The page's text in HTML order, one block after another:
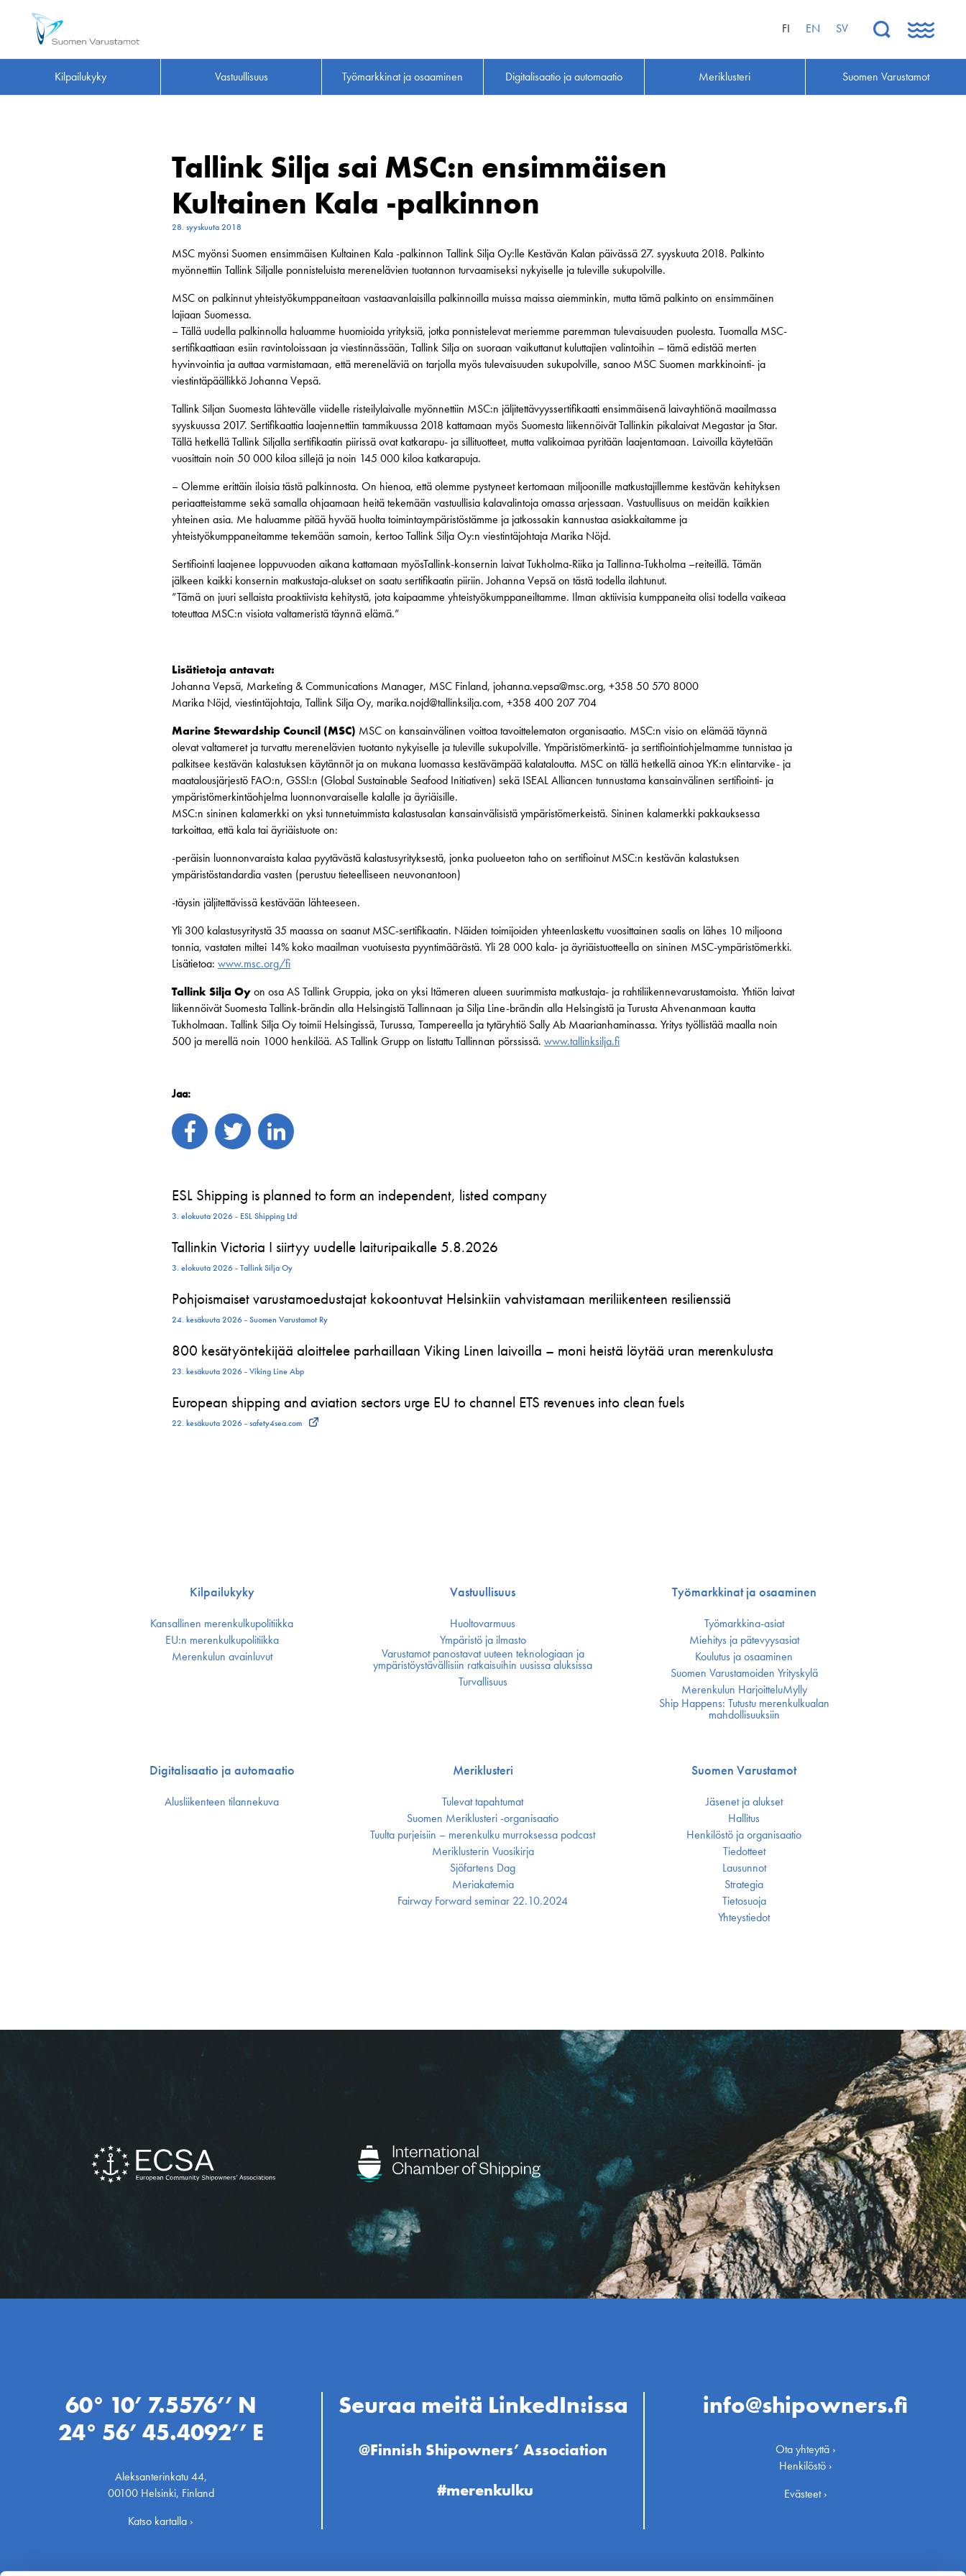
FI EN SV
Kilpailukyky Vastuullisuus Työmarkkinat ja osaaminen Digitalisaatio ja automaatio Meriklusteri Suomen Varustamot
Tallink Silja sai MSC:n ensimmäisen
Kultainen Kala -palkinnon
28. syyskuuta 2018
MSC myönsi Suomen ensimmäisen Kultainen Kala -palkinnon Tallink Silja Oy:lle Kestävän Kalan päivässä 27. syyskuuta 2018. Palkinto
myönnettiin Tallink Siljalle ponnisteluista merenelävien tuotannon turvaamiseksi nykyiselle ja tuleville sukupolville.
MSC on palkinnut yhteistyökumppaneitaan vastaavanlaisilla palkinnoilla muissa maissa aiemminkin, mutta tämä palkinto on ensimmäinen
lajiaan Suomessa.
– Tällä uudella palkinnolla haluamme huomioida yrityksiä, jotka ponnistelevat meriemme paremman tulevaisuuden puolesta. Tuomalla MSC-
sertifikaattiaan esiin ravintoloissaan ja viestinnässään, Tallink Silja on suoraan vaikuttanut kuluttajien valintoihin – tämä edistää merten
hyvinvointia ja auttaa varmistamaan, että mereneläviä on tarjolla myös tulevaisuuden sukupolville, sanoo MSC Suomen markkinointi- ja
viestintäpäällikkö Johanna Vepsä.
Tallink Siljan Suomesta lähtevälle viidelle risteilylaivalle myönnettiin MSC:n jäljitettävyyssertifikaatti ensimmäisenä laivayhtiönä maailmassa
syyskuussa 2017. Sertifikaattia laajennettiin tammikuussa 2018 kattamaan myös Suomesta liikennöivät Tallinkin pikalaivat Megastar ja Star.
Tällä hetkellä Tallink Siljalla sertifikaatin piirissä ovat katkarapu- ja sillituotteet, mutta valikoimaa pyritään laajentamaan. Laivoilla käytetään
vuosittain noin 50 000 kiloa sillejä ja noin 145 000 kiloa katkarapuja.
– Olemme erittäin iloisia tästä palkinnosta. On hienoa, että olemme pystyneet kertomaan miljoonille matkustajillemme kestävän kehityksen
periaatteistamme sekä samalla ohjaamaan heitä tekemään vastuullisia kalavalintoja omassa arjessaan. Vastuullisuus on meidän kaikkien
yhteinen asia. Me haluamme pitää hyvää huolta toimintaympäristöstämme ja jatkossakin kannustaa asiakkaitamme ja
yhteistyökumppaneitamme tekemään samoin, kertoo Tallink Silja Oy:n viestintäjohtaja Marika Nöjd.
Sertifiointi laajenee loppuvuoden aikana kattamaan myösTallink-konsernin laivat Tukholma-Riika ja Tallinna-Tukholma –reiteillä. Tämän
jälkeen kaikki konsernin matkustaja-alukset on saatu sertifikaatin piiriin. Johanna Vepsä on tästä todella ilahtunut.
”Tämä on juuri sellaista proaktiivista kehitystä, jota kaipaamme yhteistyökumppaneiltamme. Ilman aktiivisia kumppaneita olisi todella vaikeaa
toteuttaa MSC:n visiota valtameristä täynnä elämä.”
Lisätietoja antavat:
Johanna Vepsä, Marketing & Communications Manager, MSC Finland, johanna.vepsa@msc.org, +358 50 570 8000
Marika Nöjd, viestintäjohtaja, Tallink Silja Oy, marika.nojd@tallinksilja.com, +358 400 207 704
Marine Stewardship Council (MSC) MSC on kansainvälinen voittoa tavoittelematon organisaatio. MSC:n visio on elämää täynnä
olevat valtameret ja turvattu merenelävien tuotanto nykyiselle ja tuleville sukupolville. Ympäristömerkintä- ja sertifiointiohjelmamme tunnistaa ja
palkitsee kestävän kalastuksen käytännöt ja on mukana luomassa kestävämpää kalataloutta. MSC on tällä hetkellä ainoa YK:n elintarvike- ja
maatalousjärjestö FAO:n, GSSI:n (Global Sustainable Seafood Initiativen) sekä ISEAL Alliancen tunnustama kansainvälinen sertifiointi- ja
ympäristömerkintäohjelma luonnonvaraiselle kalalle ja äyriäisille.
MSC:n sininen kalamerkki on yksi tunnetuimmista kalastusalan kansainvälisistä ympäristömerkeistä. Sininen kalamerkki pakkauksessa
tarkoittaa, että kala tai äyriäistuote on:
-peräisin luonnonvaraista kalaa pyytävästä kalastusyrityksestä, jonka puolueeton taho on sertifioinut MSC:n kestävän kalastuksen
ympäristöstandardia vasten (perustuu tieteelliseen neuvonantoon)
-täysin jäljitettävissä kestävään lähteeseen.
Yli 300 kalastusyritystä 35 maassa on saanut MSC-sertifikaatin. Näiden toimijoiden yhteenlaskettu vuosittainen saalis on lähes 10 miljoona
tonnia, vastaten miltei 14% koko maailman vuotuisesta pyyntimäärästä. Yli 28 000 kala- ja äyriäistuotteella on sininen MSC-ympäristömerkki.
Lisätietoa: www.msc.org/fi
Tallink Silja Oyon osa AS Tallink Gruppia, joka on yksi Itämeren alueen suurimmista matkustaja- ja rahtiliikennevarustamoista. Yhtiön laivat
liikennöivät Suomesta Tallink-brändin alla Helsingistä Tallinnaan ja Silja Line-brändin alla Helsingistä ja Turusta Ahvenanmaan kautta
Tukholmaan. Tallink Silja Oy toimii Helsingissä, Turussa, Tampereella ja tytäryhtiö Sally Ab Maarianhaminassa. Yritys työllistää maalla noin
500 ja merellä noin 1000 henkilöä. AS Tallink Grupp on listattu Tallinnan pörssissä. www.tallinksilja.fi
Jaa:
ESL Shipping is planned to form an independent, listed company
3. elokuuta 2026 - ESL Shipping Ltd
Tallinkin Victoria I siirtyy uudelle laituripaikalle 5.8.2026
3. elokuuta 2026 - Tallink Silja Oy
Pohjoismaiset varustamoedustajat kokoontuvat Helsinkiin vahvistamaan meriliikenteen resilienssiä
24. kesäkuuta 2026 - Suomen Varustamot Ry
800 kesätyöntekijää aloittelee parhaillaan Viking Linen laivoilla – moni heistä löytää uran merenkulusta
23. kesäkuuta 2026 - Viking Line Abp
European shipping and aviation sectors urge EU to channel ETS revenues into clean fuels
22. kesäkuuta 2026 - safety4sea.com
Kilpailukyky
Kansallinen merenkulku­politiikka
EU:n merenkulku­politiikka
Merenkulun avainluvut
Vastuullisuus
Huoltovarmuus
Ympäristö ja ilmasto
Varustamot panostavat uuteen teknologiaan ja
ympäristöystävällisiin ratkaisuihin uusissa aluksissa
Turvallisuus
Työmarkkinat ja osaaminen
Työmarkkina-asiat
Miehitys ja pätevyys­asiat
Koulutus ja osaaminen
Suomen Varustamoiden Yrityskylä
Merenkulun HarjoitteluMylly
Ship Happens: Tutustu merenkulkualan
mahdollisuuksiin
Digitalisaatio ja automaatio
Alusliikenteen tilannekuva
Meriklusteri
Tulevat tapahtumat
Suomen Meriklusteri -organisaatio
Tuulta purjeisiin – merenkulku murroksessa podcast
Meriklusterin Vuosikirja
Sjöfartens Dag
Meriakatemia
Fairway Forward seminar 22.10.2024
Suomen Varustamot
Jäsenet ja alukset
Hallitus
Henkilöstö ja organisaatio
Tiedotteet
Lausunnot
Strategia
Tietosuoja
Yhteystiedot
60° 10’ 7.5576’’ N
24° 56’ 45.4092’’ E
Aleksanterinkatu 44,
00100 Helsinki, Finland
Katso kartalla ›
Seuraa meitä LinkedIn:issa
@Finnish Shipowners’ Association
#merenkulku
info@shipowners.fi
Ota yhteyttä ›
Henkilöstö ›
Evästeet ›